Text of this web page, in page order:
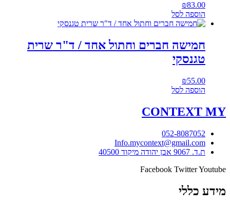
₪83.00
הוספה לסל
חמישה חברים וחתול אחד / ד"ר שרית
טגנסקי
₪55.00
הוספה לסל
CONTEXT MY
052-8087052
Info.mycontext@gmail.com
ת.ד. 9067 אבן יהודה מיקוד 40500
Facebook TwitterYoutube
מידע כללי